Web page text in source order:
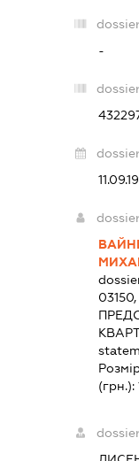
-
11.09.19
(грн.):